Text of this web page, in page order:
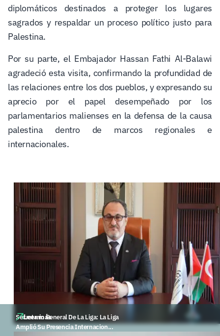
diplomáticos destinados a proteger los lugares
sagrados y respaldar un proceso político justo para
Palestina.
Por su parte, el Embajador Hassan Fathi Al-Balawi
agradeció esta visita, confirmando la profundidad de
las relaciones entre los dos pueblos, y expresando su
aprecio por el papel desempeñado por los
parlamentarios malienses en la defensa de la causa
palestina dentro de marcos regionales e
internacionales.
Secretario General De La Liga: La Liga
Amplió Su Presencia Internacion...
Leer más